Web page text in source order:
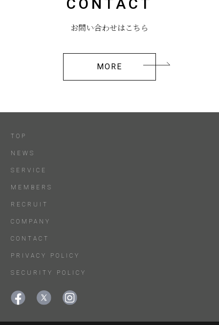
CONTACT
お問い合わせはこちら
MORE
TOP
NEWS
SERVICE
MEMBERS
RECRUIT
COMPANY
CONTACT
PRIVACY POLICY
SECURITY POLICY